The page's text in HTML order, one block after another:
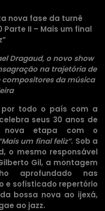
nova fase da turnê
II – Mais um final
Dragaud, o novo show
na trajetória de
da música
por todo o país com a
seus 30 anos de
nova etapa com o
um final feliz”. Sob a
o mesmo responsável
Gil, a montagem
aprofundado nas
e sofisticado repertório
bossa nova ao ijexá,
ao jazz.